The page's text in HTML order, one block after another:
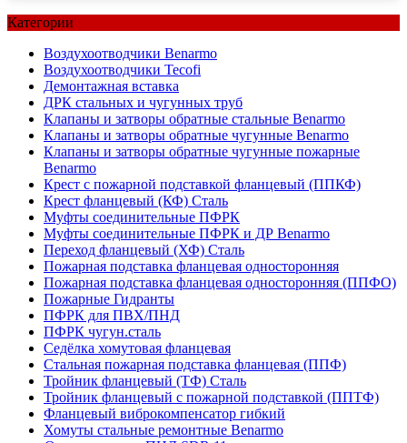
Категории
Воздухоотводчики Benarmo
Воздухоотводчики Tecofi
Демонтажная вставка
ДРК стальных и чугунных труб
Клапаны и затворы обратные стальные Benarmo
Клапаны и затворы обратные чугунные Benarmo
Клапаны и затворы обратные чугунные пожарные
Benarmo
Крест с пожарной подставкой фланцевый (ППКФ)
Крест фланцевый (КФ) Сталь
Муфты соединительные ПФРК
Муфты соединительные ПФРК и ДР Benarmo
Переход фланцевый (ХФ) Сталь
Пожарная подставка фланцевая односторонняя
Пожарная подставка фланцевая односторонняя (ППФО)
Пожарные Гидранты
ПФРК для ПВХ/ПНД
ПФРК чугун.сталь
Седёлка хомутовая фланцевая
Стальная пожарная подставка фланцевая (ППФ)
Тройник фланцевый (ТФ) Сталь
Тройник фланцевый с пожарной подставкой (ППТФ)
Фланцевый виброкомпенсатор гибкий
Хомуты стальные ремонтные Benarmo